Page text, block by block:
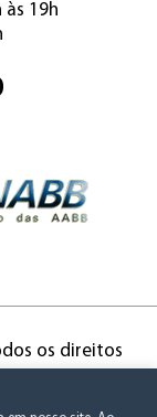
às 19h
os direitos